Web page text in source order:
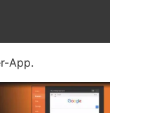
App.